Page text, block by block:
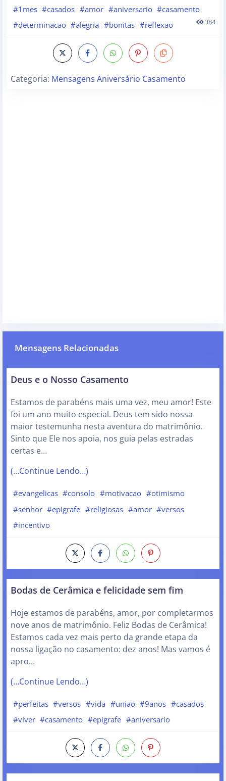
#1mes #casados #amor #aniversario #casamento
#determinacao #alegria #bonitas #reflexao 384
Categoria: Mensagens Aniversário Casamento
Mensagens Relacionadas
Deus e o Nosso Casamento
Estamos de parabéns mais uma vez, meu amor! Este
foi um ano muito especial. Deus tem sido nossa
maior testemunha nesta aventura do matrimônio.
Sinto que Ele nos apoia, nos guia pelas estradas
certas e…
(…Continue Lendo…)
#evangelicas #consolo #motivacao #otimismo
#senhor #epigrafe #religiosas #amor #versos
#incentivo
Bodas de Cerâmica e felicidade sem fim
Hoje estamos de parabéns, amor, por completarmos
nove anos de matrimônio. Feliz Bodas de Cerâmica!
Estamos cada vez mais perto da grande etapa da
nossa ligação no casamento: dez anos! Mas vamos é
apro…
(…Continue Lendo…)
#perfeitas #versos #vida #uniao #9anos #casados
#viver #casamento #epigrafe #aniversario